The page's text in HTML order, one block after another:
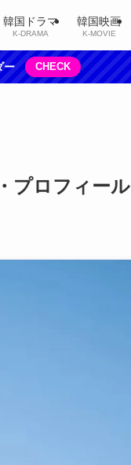
韓国ドラマ
K-DRAMA
韓国映画
K-MOVIE
ー CHECK
プロフィール